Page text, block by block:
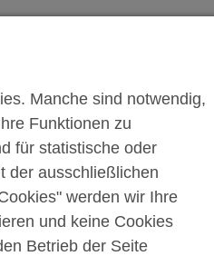
[Alt+1]Zur Hauptnavigation
Manche sind notwendig,
Funktionen zu
für statistische oder
der ausschließlichen
werden wir Ihre
und keine Cookies
Betrieb der Seite